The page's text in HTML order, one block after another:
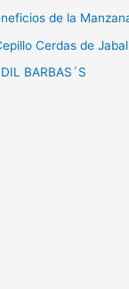
de la
Cerdas de
BARBAS´S